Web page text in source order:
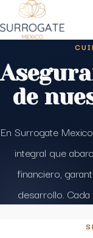
de
En Surrogate
integral que
financiero,
desarrollo.